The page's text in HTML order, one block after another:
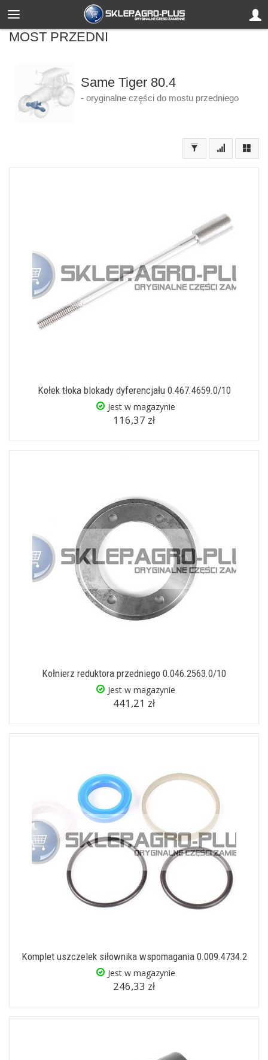
MOST PRZEDNI
Same Tiger 80.4
- oryginalne części do mostu przedniego
Kołek tłoka blokady dyferencjału 0.467.4659.0/10
Jest w magazynie
116,37 zł
Kołnierz reduktora przedniego 0.046.2563.0/10
Jest w magazynie
441,21 zł
Komplet uszczelek siłownika wspomagania 0.009.4734.2
Jest w magazynie
246,33 zł